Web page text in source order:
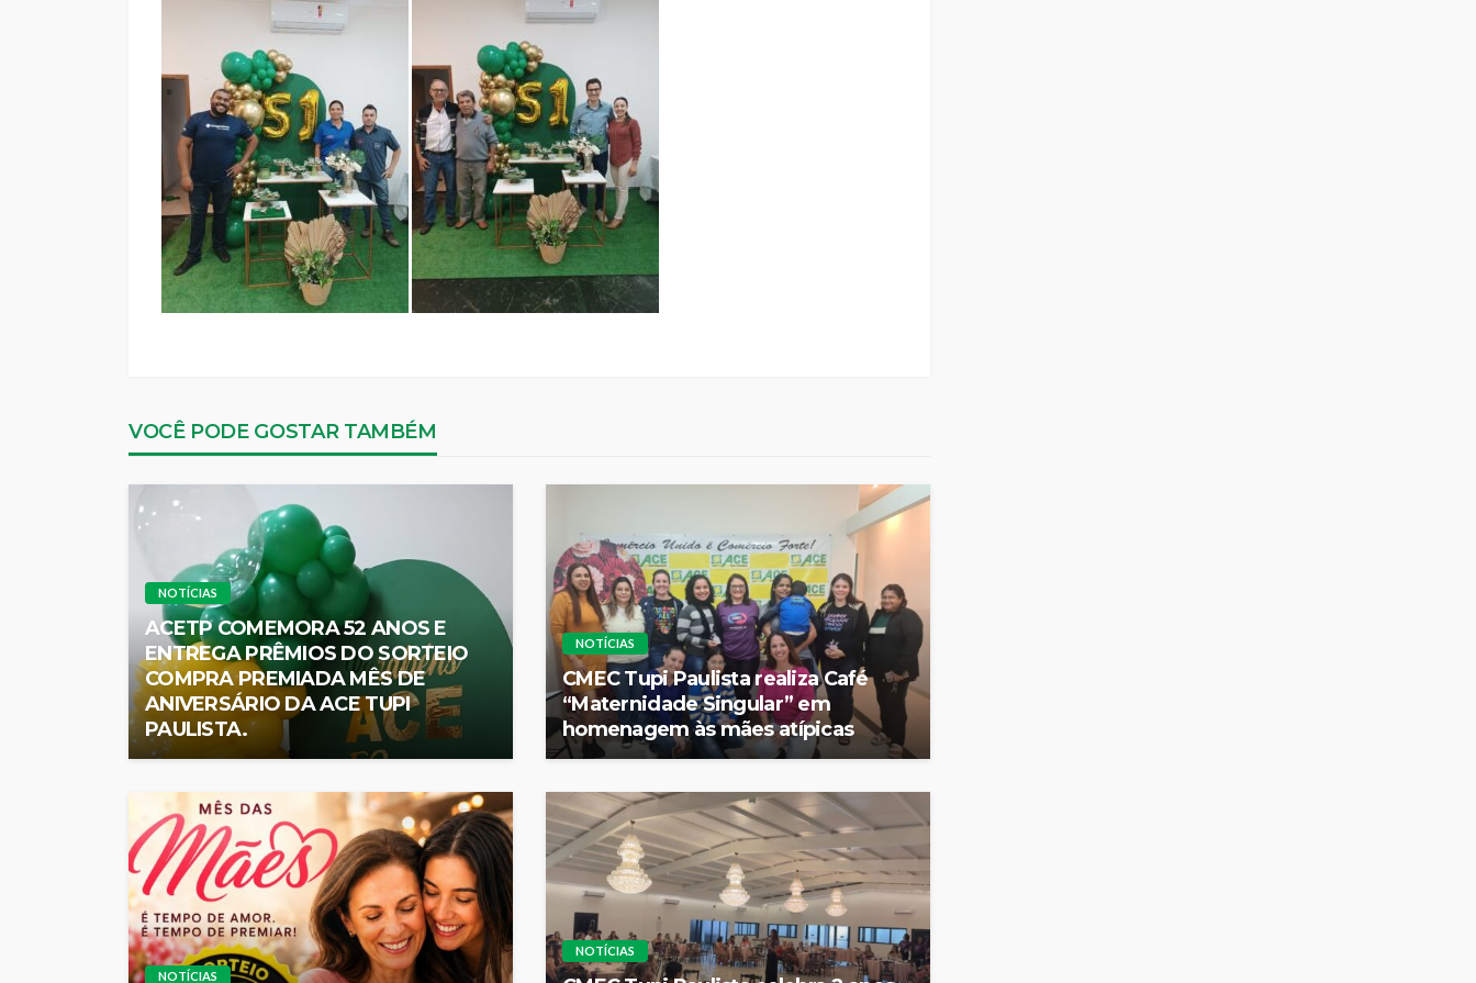
VOCÊ PODE GOSTAR TAMBÉM
NOTÍCIAS
ACETP COMEMORA 52 ANOS E
ENTREGA PRÊMIOS DO SORTEIO
COMPRA PREMIADA MÊS DE
ANIVERSÁRIO DA ACE TUPI
PAULISTA.
NOTÍCIAS
CMEC Tupi Paulista realiza Café
“Maternidade Singular” em
homenagem às mães atípicas
NOTÍCIAS
NOTÍCIAS